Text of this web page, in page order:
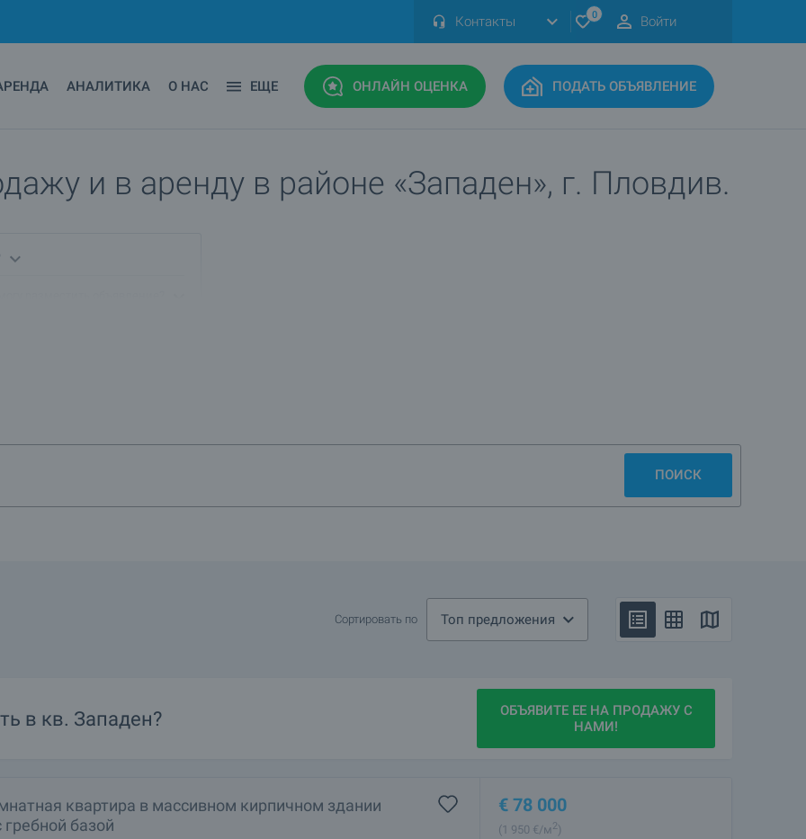
Контакты 0 Войти
АНАЛИТИКА О НАС ЕЩЕ ОНЛАЙН ОЦЕНКА ПОДАТЬ ОБЪЯВЛЕНИЕ
и в аренду в районе «Западен», г. Пловдив.
г.Пловдив?
ПОИСК
Сортировать по Топ предложения
в кв. Западен?
ОБЪЯВИТЕ ЕЕ НА ПРОДАЖУ С
НАМИ!
квартира в массивном кирпичном здании
базой
€ 78 000
(1 950 €/м 2)